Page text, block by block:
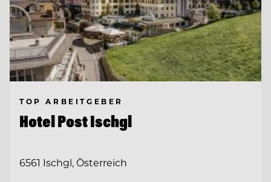
TOP ARBEITGEBER
Hotel Post Ischgl
6561 Ischgl, Österreich